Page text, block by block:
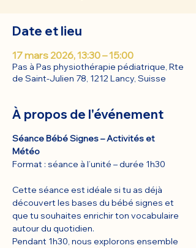
Date et lieu
17 mars 2026, 13:30 – 15:00
Pas à Pas physiothérapie pédiatrique, Rte
de Saint-Julien 78, 1212 Lancy, Suisse
À propos de l'événement
Séance Bébé Signes – Activités et
Météo
Format : séance à l’unité – durée 1h30
Cette séance est idéale si tu as déjà
découvert les bases du bébé signes et
que tu souhaites enrichir ton vocabulaire
autour du quotidien.
Pendant 1h30, nous explorons ensemble